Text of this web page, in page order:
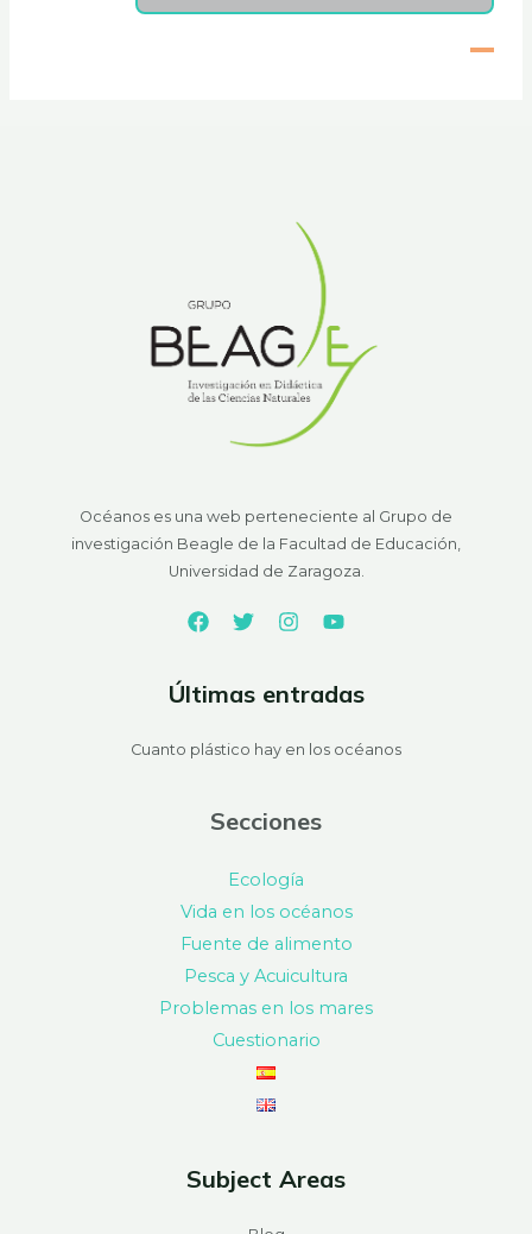
Océanos es una web perteneciente al Grupo de
investigación Beagle de la Facultad de Educación,
Universidad de Zaragoza.
Últimas entradas
Cuanto plástico hay en los océanos
Secciones
Ecología
Vida en los océanos
Fuente de alimento
Pesca y Acuicultura
Problemas en los mares
Cuestionario
Subject Areas